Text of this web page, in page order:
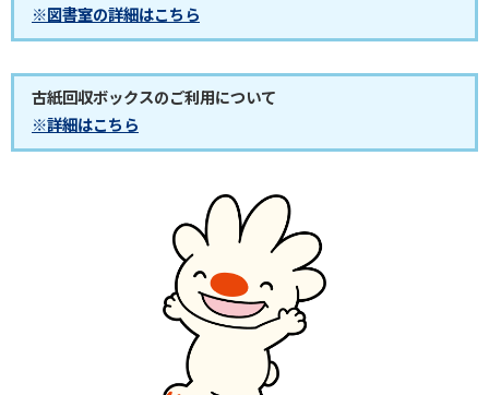
※図書室の詳細はこちら
古紙回収ボックスのご利用について
※詳細はこちら